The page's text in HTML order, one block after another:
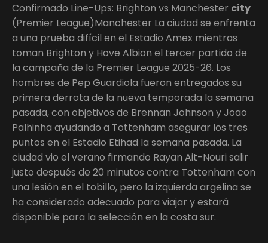
Confirmado Line-Ups: Brighton vs Manchester city
(Premier League)Manchester La ciudad se enfrenta
a una prueba difícil en el Estadio Amex mientras
toman Brighton y Hove Albion el tercer partido de
la campaña de la Premier League 2025-26. Los
hombres de Pep Guardiola fueron entregados su
primera derrota de la nueva temporada la semana
pasada, con objetivos de Brennan Johnson y Joao
Palhinha ayudando a Tottenham asegurar los tres
puntos en el Estadio Etihad la semana pasada. La
ciudad vio el verano firmando Rayan Ait-Nouri salir
justo después de 20 minutos contra Tottenham con
una lesión en el tobillo, pero la izquierda argelina se
ha considerado adecuado para viajar y estará
disponible para la selección en la costa sur.